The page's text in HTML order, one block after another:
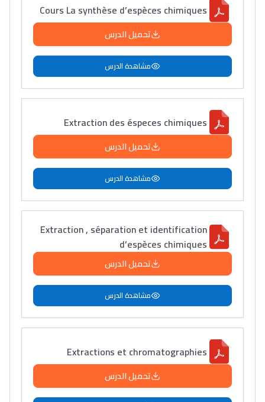
Cours La synthèse d’espèces chimiques
تحميل الدرس
مشاهدة الدرس
Extraction des éspeces chimiques
تحميل الدرس
مشاهدة الدرس
Extraction , séparation et identification
d’espèces chimiques
تحميل الدرس
مشاهدة الدرس
Extractions et chromatographies
تحميل الدرس